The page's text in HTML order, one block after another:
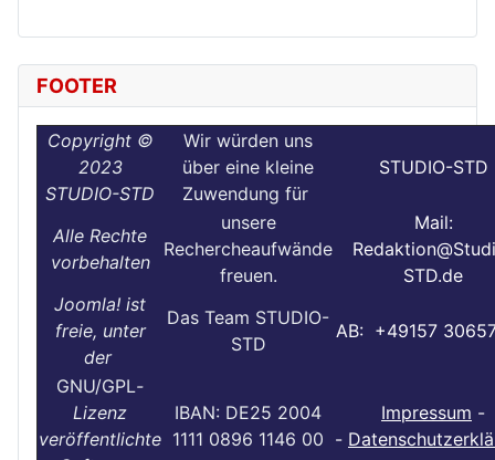
FOOTER
Copyright ©
2023
STUDIO-STD
Wir würden uns
über eine kleine
Zuwendung für
STUDIO-STD
Alle Rechte
vorbehalten
unsere
Rechercheaufwände
freuen.
Mail:
STD.de
Joomla! ist
freie, unter
der
Das Team STUDIO-
STD
AB: +49157
GNU/GPL-
Lizenz
veröffentlichte
IBAN: DE25 2004
1111 0896 1146 00
Impressum -
-